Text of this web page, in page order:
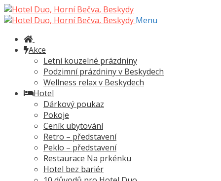
Přeskočit
na
Přejít
k
webu
Menu
Akce
Letní kouzelné prázdniny
Podzimní prázdniny v Beskydech
Wellness relax v Beskydech
Hotel
Dárkový poukaz
Pokoje
Ceník ubytování
Retro – představení
Peklo – představení
Restaurace Na prkénku
Hotel bez bariér